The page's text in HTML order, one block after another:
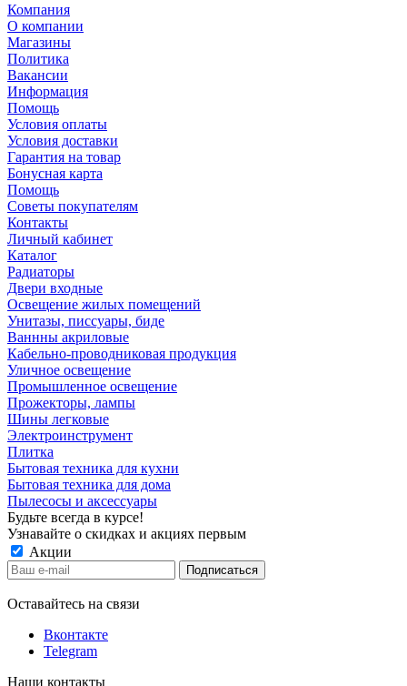
Компания
О компании
Магазины
Политика
Вакансии
Информация
Помощь
Условия оплаты
Условия доставки
Гарантия на товар
Бонусная карта
Помощь
Советы покупателям
Контакты
Личный кабинет
Каталог
Радиаторы
Двери входные
Освещение жилых помещений
Унитазы, писсуары, биде
Ваннны акриловые
Кабельно-проводниковая продукция
Уличное освещение
Промышленное освещение
Прожекторы, лампы
Шины легковые
Электроинструмент
Плитка
Бытовая техника для кухни
Бытовая техника для дома
Пылесосы и аксессуары
Будьте всегда в курсе!
Узнавайте о скидках и акциях первым
Акции
Оставайтесь на связи
Вконтакте
Telegram
Наши контакты